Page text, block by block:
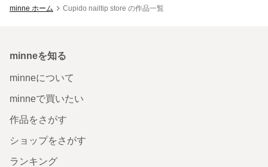
minne ホーム Cupido nailtip store の作品一覧
minneを知る
minneについて
minneで買いたい
作品をさがす
ショップをさがす
ランキング